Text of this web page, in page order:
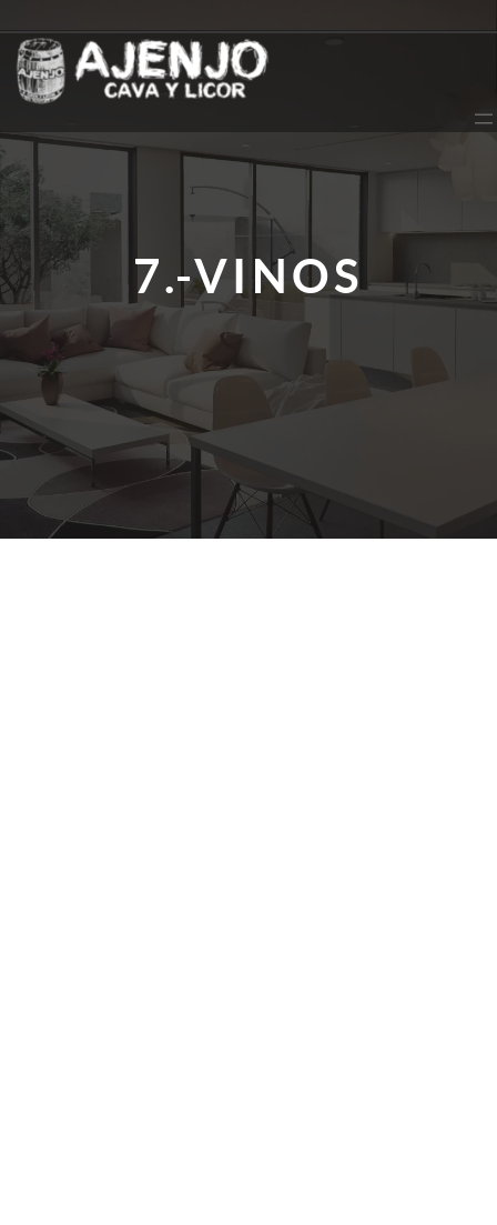
al
contenido
7.-VINOS